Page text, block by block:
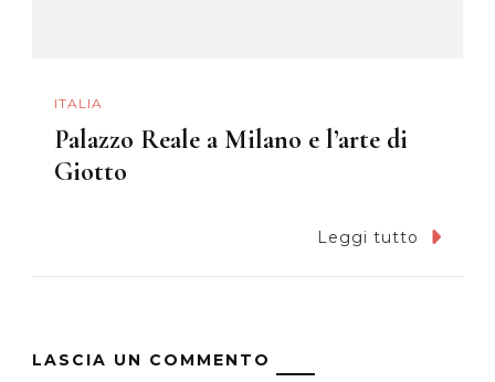
ITALIA
Palazzo Reale a Milano e l’arte di
Giotto
Leggi tutto
LASCIA UN COMMENTO